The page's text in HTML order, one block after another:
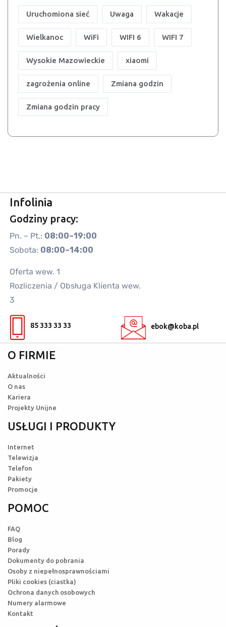
Uruchomiona sieć Uwaga Wakacje
Wielkanoc WiFi WIFI 6 WIFI 7
Wysokie Mazowieckie xiaomi
zagrożenia online Zmiana godzin
Zmiana godzin pracy
Infolinia
Godziny pracy:
Pn. – Pt.: 08:00–19:00
Sobota: 08:00–14:00
Oferta wew. 1
Rozliczenia / Obsługa Klienta wew.
3
85 333 33 33 ebok@koba.pl
O FIRMIE
Aktualności
O nas
Kariera
Projekty Unijne
USŁUGI I PRODUKTY
Internet
Telewizja
Telefon
Pakiety
Promocje
POMOC
FAQ
Blog
Porady
Dokumenty do pobrania
Osoby z niepełnosprawnościami
Pliki cookies (ciastka)
Ochrona danych osobowych
Numery alarmowe
Kontakt